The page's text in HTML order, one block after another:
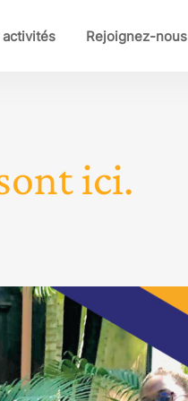
activités Rejoignez-nous
ici.